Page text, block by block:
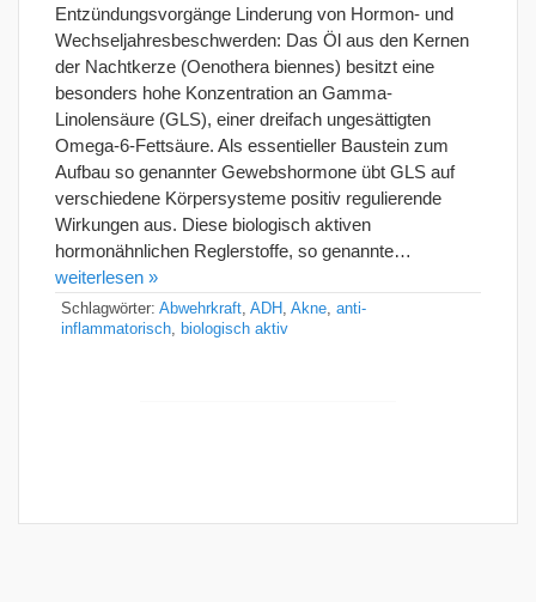
Entzündungsvorgänge Linderung von Hormon- und
Wechseljahresbeschwerden: Das Öl aus den Kernen
der Nachtkerze (Oenothera biennes) besitzt eine
besonders hohe Konzentration an Gamma-
Linolensäure (GLS), einer dreifach ungesättigten
Omega-6-Fettsäure. Als essentieller Baustein zum
Aufbau so genannter Gewebshormone übt GLS auf
verschiedene Körpersysteme positiv regulierende
Wirkungen aus. Diese biologisch aktiven
hormonähnlichen Reglerstoffe, so genannte…
weiterlesen »
Schlagwörter: Abwehrkraft ADH Akne anti-
inflammatorisch
biologisch aktiv